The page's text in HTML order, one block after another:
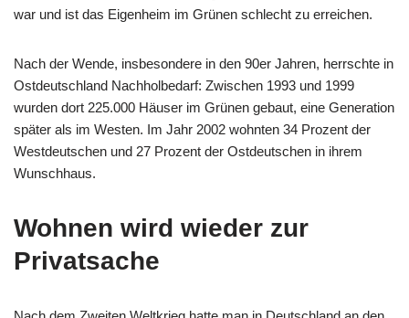
war und ist das Eigenheim im Grünen schlecht zu erreichen.
Nach der Wende, insbesondere in den 90er Jahren, herrschte in
Ostdeutschland Nachholbedarf: Zwischen 1993 und 1999
wurden dort 225.000 Häuser im Grünen gebaut, eine Generation
später als im Westen. Im Jahr 2002 wohnten 34 Prozent der
Westdeutschen und 27 Prozent der Ostdeutschen in ihrem
Wunschhaus.
Wohnen wird wieder zur
Privatsache